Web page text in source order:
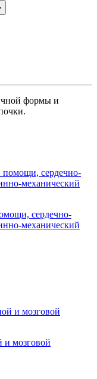
формы и
сердечно-
механический
и мозговой